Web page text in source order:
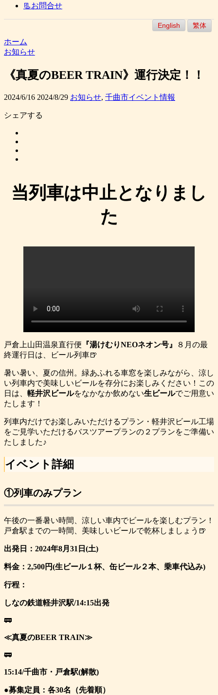
📃お問合せ
English 繁体
ホーム
お知らせ
《真夏のBEER TRAIN》運行決定！！
2024/6/16 2024/8/29 お知らせ, 千曲市イベント情報
シェアする
当列車は中止となりまし
た
戸倉上山田温泉直行便 『湯けむりNEOネオン号』
８月の最
終運行日は、ビール列車🍺
暑い暑い、夏の信州。緑あふれる車窓を楽しみながら、涼し
い列車内で美味しいビールを存分にお楽しみください！この
日は、 軽井沢ビールをなかなか飲めない生ビールでご用意い
たします！
列車内だけでお楽しみいただけるプラン・軽井沢ビール工場
をご見学いただけるバスツアープランの２プランをご準備い
たしました♪
イベント詳細
①列車のみプラン
午後の一番暑い時間、涼しい車内でビールを楽しむプラン！
戸倉駅までの一時間、美味しいビールで乾杯しましょう🍺
出発日：2024年8月31日(土)
料金：2,500円(生ビール１杯、缶ビール２本、乗車代込み)
行程：
しなの鉄道軽井沢駅/14:15出発
🚃
≪真夏のBEER TRAIN≫
🚃
15:14/千曲市・戸倉駅(解散)
●募集定員：各30名（先着順）